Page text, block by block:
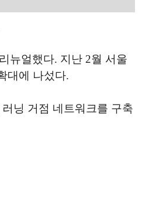
뉴얼했다. 지난 2월 서울
대에 나섰다.
닝 거점 네트워크를 구축